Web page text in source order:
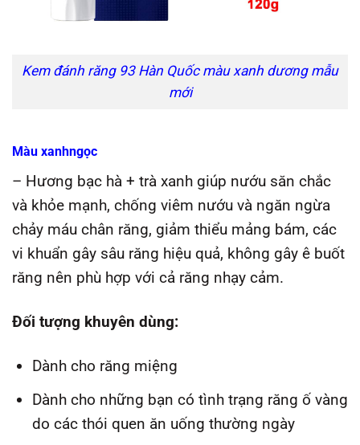
Kem đánh răng 93 Hàn Quốc màu xanh dương mẫu
mới
Màu xanhngọc
– Hương bạc hà + trà xanh giúp nướu săn chắc
và khỏe mạnh, chống viêm nướu và ngăn ngừa
chảy máu chân răng, giảm thiểu mảng bám, các
vi khuẩn gây sâu răng hiệu quả, không gây ê buốt
răng nên phù hợp với cả răng nhạy cảm.
Đối tượng khuyên dùng:
Dành cho răng miệng
Dành cho những bạn có tình trạng răng ố vàng
do các thói quen ăn uống thường ngày